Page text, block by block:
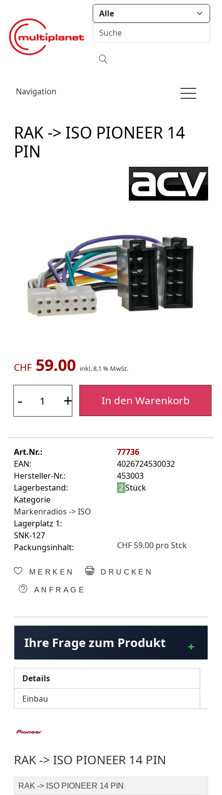
Navigation
RAK -> ISO PIONEER 14
PIN
CHF 59.00 inkl. 8.1 % MwSt.
- + In den Warenkorb
Art.Nr.:
77736
EAN:
4026724530032
Hersteller-Nr.:
453003
Lagerbestand:
2Stück
Kategorie
Markenradios -> ISO
Lagerplatz 1:
SNK-127
Packungsinhalt:
CHF 59.00 pro Stck
MERKEN DRUCKEN
ANFRAGE
Ihre Frage zum Produkt
Details
Einbau
RAK -> ISO PIONEER 14 PIN
RAK -> ISO PIONEER 14 PIN